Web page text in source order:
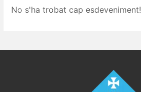
No s'ha trobat cap esdeveniment!